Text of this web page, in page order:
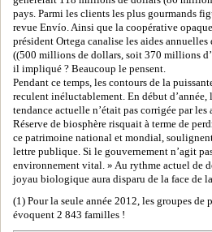
pays. Parmi les clients les plus gourmands
revue Envío. Ainsi que la coopérative
président Ortega canalise les aides annuelles
((500 millions de dollars, soit 370 millions
il impliqué ? Beaucoup le pensent.
Pendant ce temps, les contours de la
reculent inéluctablement. En début d’année,
tendance actuelle n’était pas corrigée par
Réserve de biosphère risquait à terme de
ce patrimoine national et mondial,
lettre publique. Si le gouvernement n’agit
environnement vital. » Au rythme actuel de
joyau biologique aura disparu de la face de
(1) Pour la seule année 2012, les groupes de
évoquent 2 843 familles !